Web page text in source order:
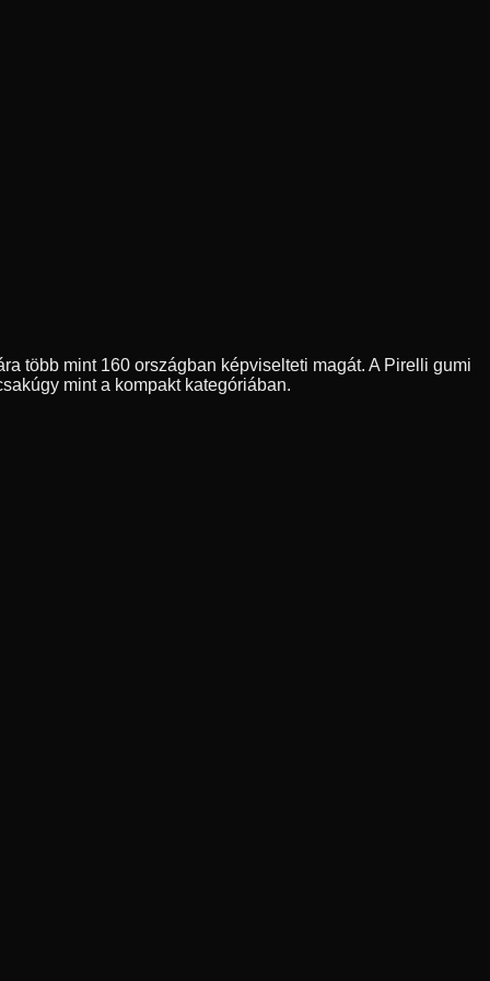
több mint 160 országban képviselteti magát. A Pirelli gumi
mint a kompakt kategóriában.